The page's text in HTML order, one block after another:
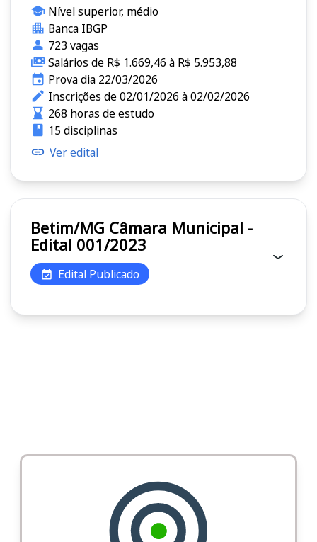
Nível superior, médio
Banca IBGP
723 vagas
Salários de R$ 1.669,46 à R$ 5.953,88
Prova dia 22/03/2026
Inscrições de 02/01/2026 à 02/02/2026
268 horas de estudo
15 disciplinas
Ver edital
Betim/MG Câmara Municipal -
Edital 001/2023
Edital Publicado